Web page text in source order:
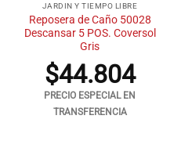
JARDIN Y TIEMPO LIBRE
Reposera de Caño 50028
Descansar 5 POS. Coversol
Gris
$44.804
PRECIO ESPECIAL EN
TRANSFERENCIA